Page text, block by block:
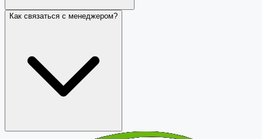
Как связаться с менеджером?